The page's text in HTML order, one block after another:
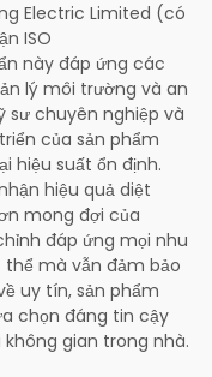
Electric Limited (có
ISO
này đáp ứng các
lý môi trường và an
sư chuyên nghiệp và
của sản phẩm
hiệu suất ổn định.
hiệu quả diệt
mong đợi của
đáp ứng mọi nhu
mà vẫn đảm bảo
uy tín, sản phẩm
chọn đáng tin cậy
gian trong nhà.